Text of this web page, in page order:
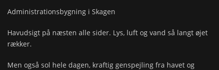
Administrationsbygning i Skagen
Havudsigt på næsten alle sider. Lys, luft og vand så langt øjet
rækker.
Men også sol hele dagen, kraftig genspejling fra havet og